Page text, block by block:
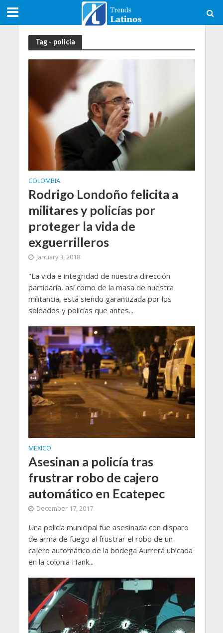
Tag - policía
COLOMBIA
Rodrigo Londoño felicita a
militares y policías por
proteger la vida de
exguerrilleros
January 3, 2018
"La vida e integridad de nuestra dirección
partidaria, así como de la masa de nuestra
militancia, está siendo garantizada por los
soldados y policías que antes...
MEXICO
Asesinan a policía tras
frustrar robo de cajero
automático en Ecatepec
December 17, 2017
Una policía municipal fue asesinada con disparo
de arma de fuego al frustrar el robo de un
cajero automático de la bodega Aurrerá ubicada
en la colonia Hank...